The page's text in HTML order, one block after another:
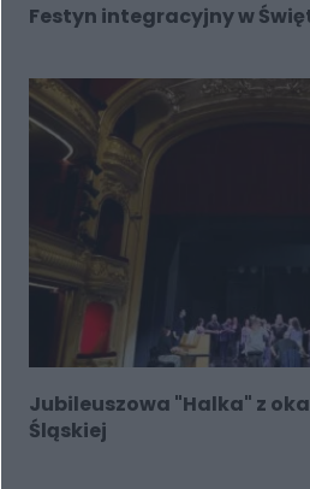
Festyn integracyjny w
Jubileuszowa "Halka" z
Śląskiej